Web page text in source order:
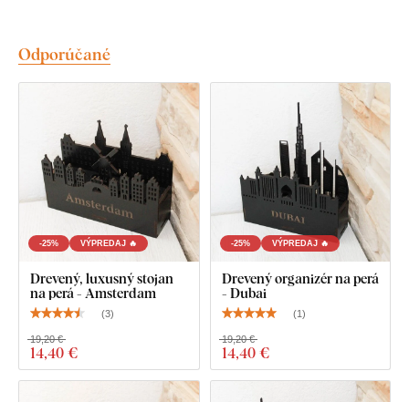
Odporúčané
-25% VÝPREDAJ 🔥
Drevený, luxusný stojan
na perá - Amsterdam
(3)
14,40 €
19,20 €
-25% VÝPREDAJ 🔥
Drevený organizér na perá
- Dubai
(1)
14,40 €
19,20 €